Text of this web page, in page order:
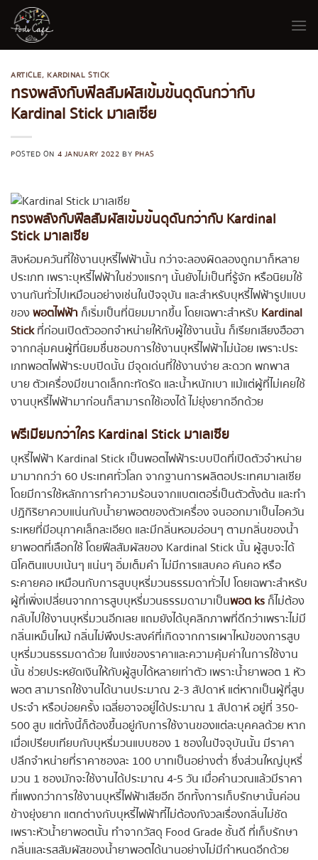
Skip
content
ARTICLE,KARDINAL STICK
ทรงพลังกับฟีลสัมผัสเข้มข้นดุดันกว่ากับ
Kardinal Stick มาเลเซีย
POSTED ON 4 JANUARY 2022 BY PHAS
ทรงพลังกับฟีลสัมผัสเข้มข้นดุดันกว่ากับ Kardinal
Stick มาเลเซีย
สิงห์อมควันที่ใช้งานบุหรี่ไฟฟ้านั้น กว่าจะลองผิดลองถูกมาก็หลาย
ประเภท เพราะบุหรี่ไฟฟ้าในช่วงแรกๆ นั้นยังไม่เป็นที่รู้จัก หรือนิยมใช้
งานกันทั่วไปเหมือนอย่างเช่นในปัจจุบัน และสำหรับบุหรี่ไฟฟ้ารูปแบบ
ของพอตไฟฟ้า ก็เริ่มเป็นที่นิยมมากขึ้น โดยเฉพาะสำหรับ Kardinal
Stickที่ก่อนเปิดตัวออกจำหน่ายให้กับผู้ใช้งานนั้น ก็เรียกเสียงฮือฮา
จากกลุ่มคนผู้ที่นิยมชื่นชอบการใช้งานบุหรี่ไฟฟ้าไม่น้อย เพราะประ
เภทพอตไฟฟ้าระบบปิดนั้น มีจุดเด่นที่ใช้งานง่าย สะดวก พกพาส
บาย ตัวเครื่องมีขนาดเล็กกะทัดรัด และน้ำหนักเบา แม้แต่ผู้ที่ไม่เคยใช้
งานบุหรี่ไฟฟ้ามาก่อนก็สามารถใช้เองได้ ไม่ยุ่งยากอีกด้วย
พรีเมียมกว่าใครKardinal Stick มาเลเซีย
บุหรี่ไฟฟ้า Kardinal Stick เป็นพอตไฟฟ้าระบบปิดที่เปิดตัวจำหน่าย
มามากกว่า 60 ประเทศทั่วโลก จากฐานการผลิตอประเทศมาเลเซีย
โดยมีการใช้หลักการทำความร้อนจากแบตเตอรี่เป็นตัวตั้งต้น และทำ
ปฏิกิริยาควบแน่นกับน้ำยาพอตของตัวเครื่อง จนออกมาเป็นไอควัน
ระเหยที่มีอนุภาคเล็กละเอียด และมีกลิ่นหอมอ่อนๆ ตามกลิ่นของน้ำ
ยาพอตที่เลือกใช้ โดยฟีลสัมผัสของ Kardinal Stick นั้น ผู้สูบจะได้
นิโคตินแบบเน้นๆ แน่นๆ อิ่มเต็มคำ ไม่มีการแสบคอ คันคอ หรือ
ระคายคอ เหมือนกับการสูบบุหรี่มวนธรรมดาทั่วไป โดยเฉพาะสำหรับ
ผู้ที่เพิ่งเปลี่ยนจากการสูบบุหรี่มวนธรรมดามาเป็นพอต ksก็ไม่ต้อง
กลับไปใช้งานบุหรี่มวนอีกเลย แถมยังได้บุคลิกภาพที่ดีกว่าเพราะไม่มี
กลิ่นเหม็นไหม้ กลิ่นไม่พึงประสงค์ที่เกิดจากการเผาไหม้ของการสูบ
บุหรี่มวนธรรมดาด้วย ในแง่ของราคาและความคุ้มค่าในการใช้งาน
นั้น ช่วยประหยัดเงินให้กับผู้สูบได้หลายเท่าตัว เพราะน้ำยาพอต 1 หัว
พอต สามารถใช้งานได้นานประมาณ 2-3 สัปดาห์ แต่หากเป็นผู้ที่สูบ
ประจำ หรือบ่อยครั้ง เฉลี่ยอาจอยู่ได้ประมาณ 1 สัปดาห์ อยู่ที่ 350-
500 สูบ แต่ทั้งนี้ก็ต้องขึ้นอยู่กับการใช้งานของแต่ละบุคคลด้วย หาก
เมื่อเปรียบเทียบกับบุหรี่มวนแบบซอง 1 ซองในปัจจุบันนั้น มีราคา
ปลีกจำหน่ายที่ราคาซองละ 100 บาทเป็นอย่างต่ำ ซึ่งส่วนใหญ่บุหรี่
มวน 1 ซองมักจะใช้งานได้ประมาณ 4-5 วัน เมื่อคำนวณแล้วมีราคา
ที่แพงกว่าการใช้งานบุหรี่ไฟฟ้าเสียอีก อีกทั้งการเก็บรักษานั้นค่อน
ข้างยุ่งยาก แตกต่างกับบุหรี่ไฟฟ้าที่ไม่ต้องกังวลเรื่องกลิ่นไม่ชัด
เพราะหัวน้ำยาพอตนั้น ทำจากวัสดุ Food Grade ชั้นดี ที่เก็บรักษา
กลิ่นและรสสัมผัสของน้ำยาพอตได้นานอย่างไม่มีกำหนดอีกด้วย